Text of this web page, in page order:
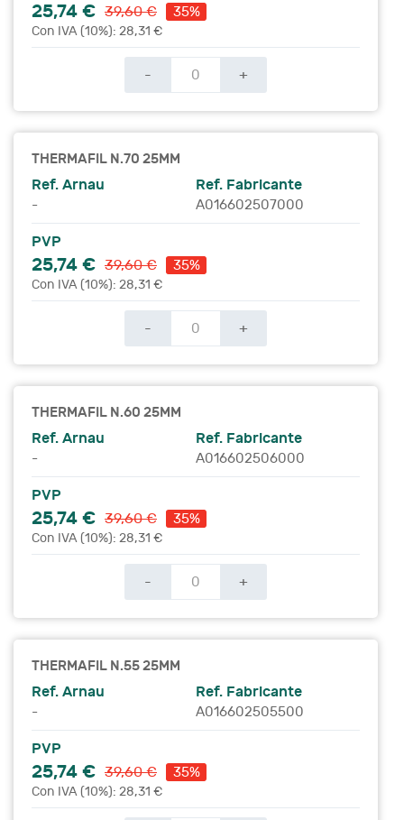
25,74 € 39,60 €
35%
Con IVA (10%): 28,31 €
- +
THERMAFIL N.70 25MM
Ref. Arnau
-
Ref. Fabricante
A016602507000
PVP
25,74 € 39,60 €
35%
Con IVA (10%): 28,31 €
- +
THERMAFIL N.60 25MM
Ref. Arnau
-
Ref. Fabricante
A016602506000
PVP
25,74 € 39,60 €
35%
Con IVA (10%): 28,31 €
- +
THERMAFIL N.55 25MM
Ref. Arnau
-
Ref. Fabricante
A016602505500
PVP
25,74 € 39,60 €
35%
Con IVA (10%): 28,31 €